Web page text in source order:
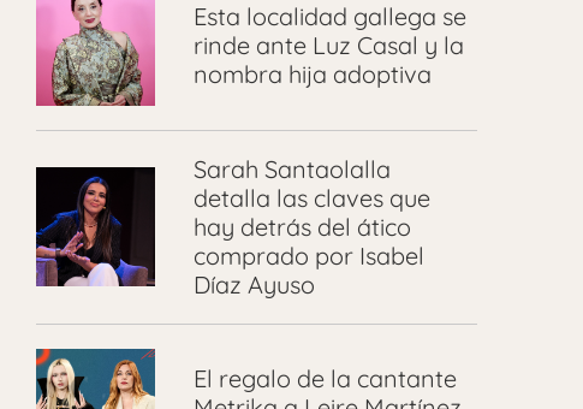
Esta localidad gallega se
rinde ante Luz Casal y la
nombra hija adoptiva
Sarah Santaolalla
detalla las claves que
hay detrás del ático
comprado por Isabel
Díaz Ayuso
El regalo de la cantante